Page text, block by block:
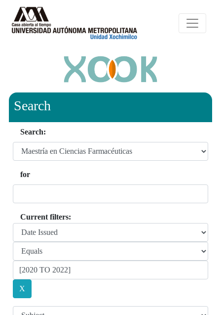
Search
Search:
for
Current filters: